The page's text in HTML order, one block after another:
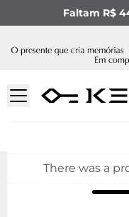
Faltam R$
There was a